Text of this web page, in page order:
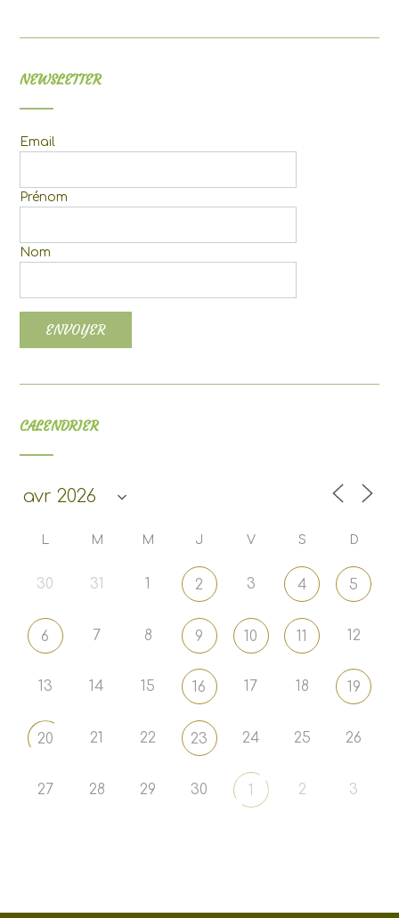
NEWSLETTER
Email
Prénom
Nom
CALENDRIER
L M M J V S D
30 31 1 2 3 4 5
6 7 8 9 10 11 12
13 14 15 16 17 18 19
20 21 22 23 24 25 26
27 28 29 30 1 2 3